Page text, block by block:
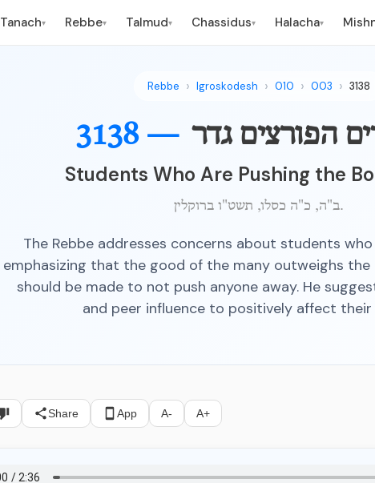
Tanach▾ Rebbe▾ Talmud▾ Chassidus▾ Halacha▾
Rebbe Igroskodesh 010 003 3138
3138 — הפורצים גדר
Students Who Are Pushing the
ב"ה, כ"ה כסלו, תשט"ו ברוקלין.
The Rebbe addresses concerns about students
emphasizing that the good of the many outweighs
should be made to not push anyone away. He
and peer influence to positively affect their
Share App A- A+